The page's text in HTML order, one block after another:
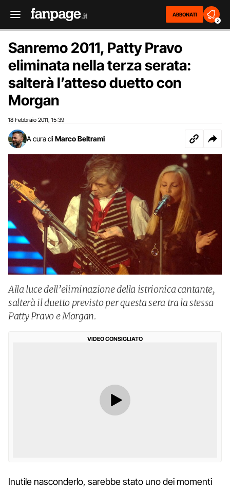
ABBONATI
2
Sanremo 2011, Patty Pravo
eliminata nella terza serata:
salterà l’atteso duetto con
Morgan
18 Febbraio 2011 15:39
A cura di Marco Beltrami
Alla luce dell’eliminazione della istrionica cantante,
salterà il duetto previsto per questa sera tra la stessa
Patty Pravo e Morgan.
VIDEO CONSIGLIATO
Inutile nasconderlo, sarebbe stato uno dei momenti